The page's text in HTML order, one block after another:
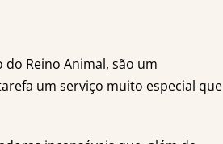
Reino Animal, são um
um serviço muito especial que